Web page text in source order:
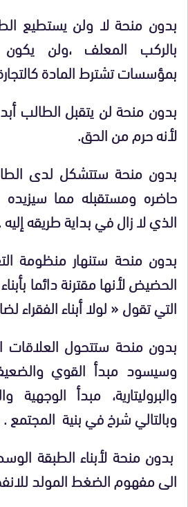
بدون منحة لا ولن يستطيع
بالركب المعلف ،ولن
بمؤسسات تشترط المادة
بدون منحة لن يتقبل الطالب
لأنه حرم من الحق.
بدون منحة ستتشكل لدى
حاضره ومستقبله مما سيزيده
الذي لا زال في بداية طريقه
بدون منحة ستنهار منظومة
الحضيض لأنها مقترنة دائما
التي تقول « لولا أبناء الفقراء
بدون منحة ستتحول العلاقات
وسيسود مبدأ القوي
والبروليتارية، مبدأ الوجهية
وبالتالي شرخ في بنية المجتمع .
بدون منحة لأبناء الطبقة
الى مفهوم الضغط المولد